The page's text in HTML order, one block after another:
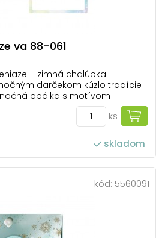
va 88-061
– zimná chalúpka
darčekom kúzlo tradície
obálka s motívom
zlatými snehovými vločkami je
odovzdanie peňazí,
alebo vstupeniek. Súčasťou
ks
skladom
kód: 5560091